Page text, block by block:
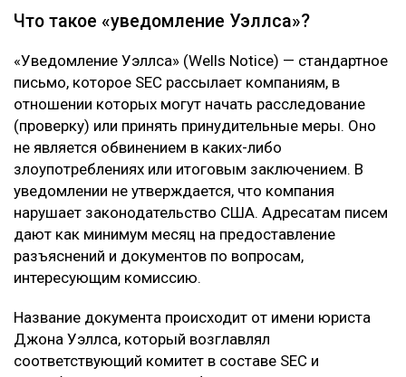
Что такое «уведомление Уэллса»?
«Уведомление Уэллса» (Wells Notice) — стандартное
письмо, которое SEC рассылает компаниям, в
отношении которых могут начать расследование
(проверку) или принять принудительные меры. Оно
не является обвинением в каких-либо
злоупотреблениях или итоговым заключением. В
уведомлении не утверждается, что компания
нарушает законодательство США. Адресатам писем
дают как минимум месяц на предоставление
разъяснений и документов по вопросам,
интересующим комиссию.
Название документа происходит от имени юриста
Джона Уэллса, который возглавлял
соответствующий комитет в составе SEC и